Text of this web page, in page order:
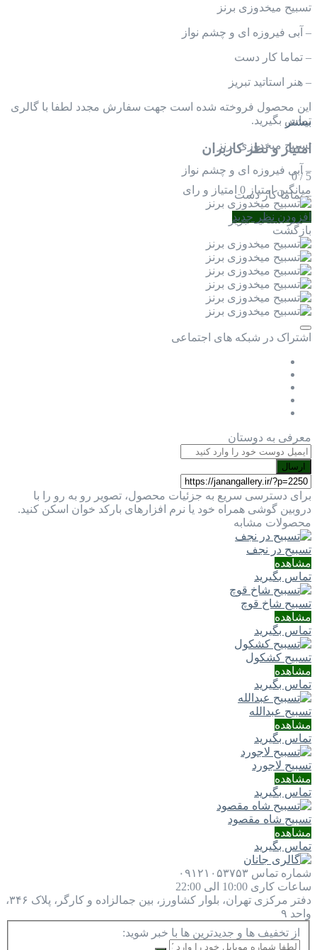
تسبیح میخدوزی برنز
– آبی فیروزه ای و چشم نواز
– تماما کار دست
– هنر استاتید تبریز
این محصول فروخته شده است جهت سفارش مجدد لطفا با گالری
تماس بگیرید.
تسبیح میخدوزی برنز
– آبی فیروزه ای و چشم نواز
– تماما کار دست
– هنر استاتید تبریز
بیشتر
امتیاز و نظر کاربران
5
/
0
میانگین امتیاز 0 امتیاز و رای
افزودن نظر جدید
بازگشت
اشتراک در شبکه های اجتماعی
معرفی به دوستان
ارسال
برای دسترسی سریع به جزئیات محصول، تصویر رو به رو را با
دروبین گوشی همراه خود یا نرم افزارهای بارکد خوان اسکن کنید.
محصولات مشابه
تسبیح در نجف
مشاهده
تماس بگیرید
تسبیح شاخ قوچ
مشاهده
تماس بگیرید
تسبیح کشکول
مشاهده
تماس بگیرید
تسبیح عبدالله
مشاهده
تماس بگیرید
تسبیح لاجورد
مشاهده
تماس بگیرید
تسبیح شاه مقصود
مشاهده
تماس بگیرید
شماره تماس ۰۹۱۲۱۰۵۳۷۵۳
ساعات کاری 10:00 الی 22:00
دفتر مرکزی
تهران، بلوار کشاورز، بین جمالزاده و کارگر، پلاک ۳۴۶،
واحد ۹
از تخفیف ها و جدیدترین ها با خبر شوید: